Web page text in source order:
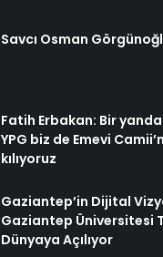
Savcı Osman
Fatih Erbakan: Bir
YPG biz de Emevi
kılıyoruz
Gaziantep’in Dijital
Gaziantep Üniversitesi
Dünyaya Açılıyor